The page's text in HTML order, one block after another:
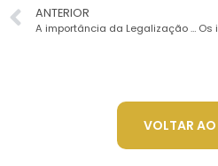
ANTERIOR
A importância da Legalização de Empresas
VOLTAR